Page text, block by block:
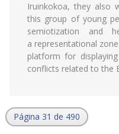
Iruinkokoa, they also
this group of young
semiotization and
a representational
platform for
conflicts related to the
Página 31 de 490